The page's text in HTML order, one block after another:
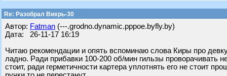
Re: Разобрал Вихрь-30
Автор: Fatman (---.grodno.dynamic.pppoe.byfly.by)
Дата: 26-11-17 16:19
Читаю рекомендации и опять вспоминаю слова Киры про
ладно. Ради прибавки 100-200 об/мин гильзы проворачивать
стоит, ради герметичности картера уплотнять его не стоит